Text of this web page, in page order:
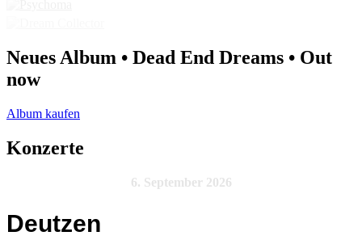
Neues Album • Dead End Dreams • Out
now
Album kaufen
Konzerte
6. September 2026
Deutzen